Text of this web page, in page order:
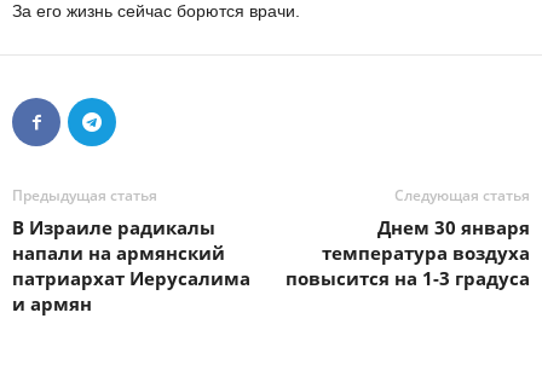
За его жизнь сейчас борются врачи.
Предыдущая статья
В Израиле радикалы
напали на армянский
патриархат Иерусалима
и армян
Следующая статья
Днем 30 января
температура воздуха
повысится на 1-3 градуса